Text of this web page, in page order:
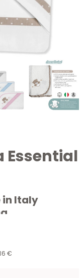
Essential
in Italy
da
per
€